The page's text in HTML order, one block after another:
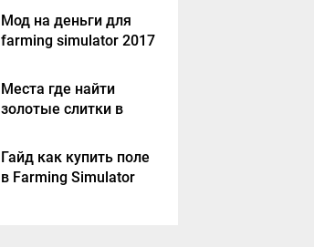
Мод на деньги для
farming simulator 2017
Места где найти
золотые слитки в
2017?
Гайд как купить поле
в Farming Simulator